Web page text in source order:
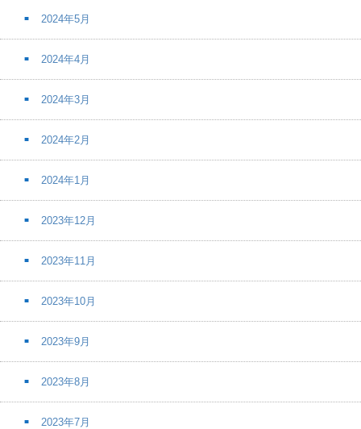
2024年5月
2024年4月
2024年3月
2024年2月
2024年1月
2023年12月
2023年11月
2023年10月
2023年9月
2023年8月
2023年7月